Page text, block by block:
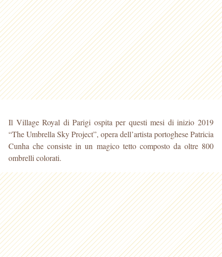
Il Village Royal di Parigi ospita per questi mesi di inizio 2019
“The Umbrella Sky Project”, opera dell’artista portoghese Patricia
Cunha che consiste in un magico tetto composto da oltre 800
ombrelli colorati.